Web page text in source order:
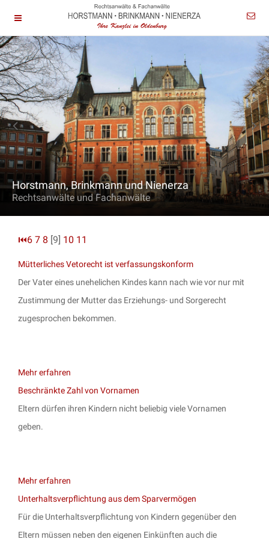
Horstmann, Brinkmann und Nienerza
Rechtsanwälte und Fachanwälte
⏮6 7 8 [9] 10 11
Mütterliches Vetorecht ist verfassungskonform
Der Vater eines unehelichen Kindes kann nach wie vor nur mit
Zustimmung der Mutter das Erziehungs- und Sorgerecht
zugesprochen bekommen.
Mehr erfahren
Beschränkte Zahl von Vornamen
Eltern dürfen ihren Kindern nicht beliebig viele Vornamen
geben.
Mehr erfahren
Unterhaltsverpflichtung aus dem Sparvermögen
Für die Unterhaltsverpflichtung von Kindern gegenüber den
Eltern müssen neben den eigenen Einkünften auch die